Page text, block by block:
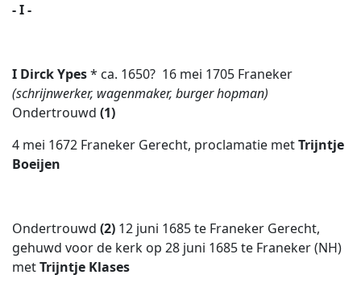
- I -
I Dirck Ypes* ca. 1650?  16 mei 1705 Franeker
(schrijnwerker, wagenmaker, burger hopman)
Ondertrouwd (1)
4 mei 1672 Franeker Gerecht, proclamatie metTrijntje
Boeijen
Ondertrouwd (2) 12 juni 1685 te Franeker Gerecht,
gehuwd voor de kerk op 28 juni 1685 te Franeker (NH)
metTrijntje Klases